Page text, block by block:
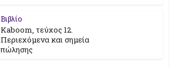
Βιβλίο
Kaboom, τεύχος 12.
Περιεχόμενα και σημεία
πώλησης